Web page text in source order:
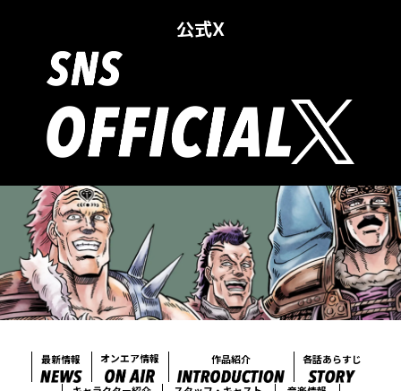
公式X
最新情報 オンエア情報 作品紹介 各話あらすじ